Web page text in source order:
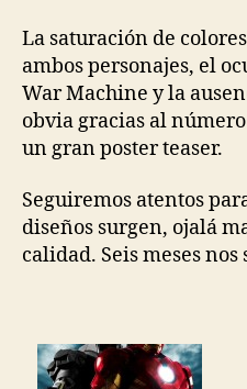
La saturación de
ambos personajes, el
War Machine y la
obvia gracias al
un gran poster teaser.
Seguiremos atentos
diseños surgen, ojalá
calidad. Seis meses